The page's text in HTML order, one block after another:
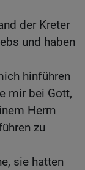
der Kreter
und haben
hinführen
mir bei Gott,
Herrn
zu
sie hatten